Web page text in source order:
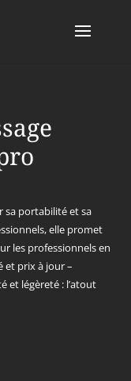
sa portabilité et sa
elle promet
les professionnels en
et prix à jour –
et légèreté : l’atout